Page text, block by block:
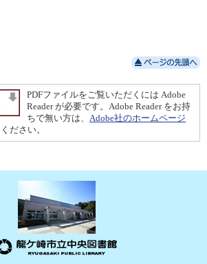
PDFファイルをご覧いただくには Adobe
Reader が必要です。Adobe Reader をお持
ちで無い方は、 Adobe社のホームページ
ださい。